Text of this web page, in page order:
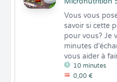
10 minutes
0,00 €
Vous vous
savoir si cette
pour vous? Je
minutes
vous aider à